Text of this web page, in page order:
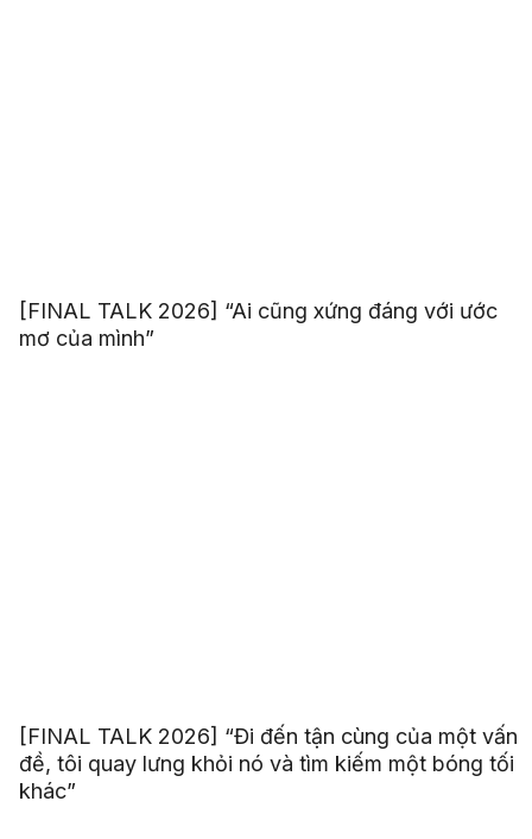
[FINAL TALK 2026] “Ai cũng xứng đáng với ước
mơ của mình”
[FINAL TALK 2026] “Đi đến tận cùng của một vấn
đề, tôi quay lưng khỏi nó và tìm kiếm một bóng tối
khác”